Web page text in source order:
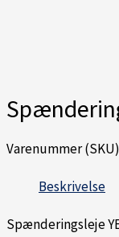
Varenummer
Beskrivelse
Spænderingsleje